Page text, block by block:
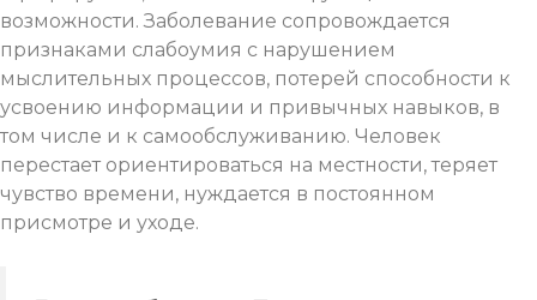
возможности. Заболевание сопровождается
признаками слабоумия с нарушением
мыслительных процессов, потерей способности к
усвоению информации и привычных навыков, в
том числе и к самообслуживанию. Человек
перестает ориентироваться на местности, теряет
чувство времени, нуждается в постоянном
присмотре и уходе.